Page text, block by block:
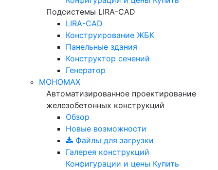
Подсистемы LIRA-CAD
LIRA-CAD
Конструирование ЖБК
Панельные здания
Конструктор сечений
Генератор
МОНОМАХ
Автоматизированное проектирование
железобетонных конструкций
Обзор
Новые возможности
Файлы для загрузки
Галерея конструкций
Конфигурации и цены Купить